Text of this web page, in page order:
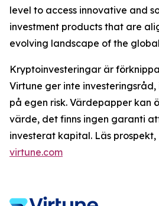
level to access innovative and
investment products that are
evolving landscape of the
Kryptoinvesteringar är
Virtune ger inte
på egen risk. Värdepapper kan
värde, det finns ingen garanti
investerat kapital. Läs
virtune.com